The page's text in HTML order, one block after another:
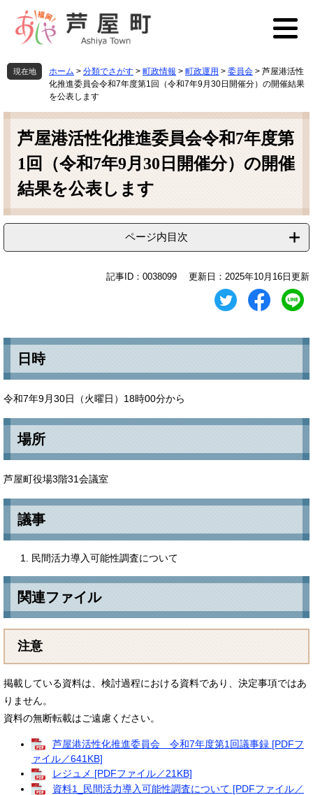
先
頭
す
を
飛
し
現在地 ホーム > 分類でさがす > 町政情報 > 町政運用 > 委員会 > 芦屋港活性
化推進委員会令和7年度第1回（令和7年9月30日開催分）の開催結果
を公表します
本
芦屋港活性化推進委員会令和7年度第
1回（令和7年9月30日開催分）の開催
結果を公表します
ページ内目次
記事ID：0038099 更新日：2025年10月16日更新
日時
令和7年9月30日（火曜日）18時00分から
場所
芦屋町役場3階31会議室
議事
民間活力導入可能性調査について
関連ファイル
注意
掲載している資料は、検討過程における資料であり、決定事項ではあ
りません。
資料の無断転載はご遠慮ください。
芦屋港活性化推進委員会 令和7年度第1回議事録 [PDFフ
ァイル／641KB]
レジュメ [PDFファイル／21KB]
資料1_民間活力導入可能性調査について [PDFファイル／